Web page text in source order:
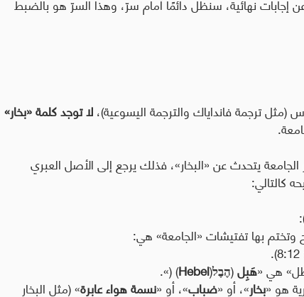
عن إجابات نهائية، سنظل دائمًا أمام سرّ، وهذا السرّ هو بالضبط
(مثل ترجمة فانداياك والترجمة اليسوعية)،لا توجد كلمة «بخار»
يتحدث عن «البخار»، فذلك يرجع إلى الأصل العبري
كالتالي:
:
وتختم بها تفتيشات «الجامعة» هي:
هي «هَبِل(הֶבֶל(
Hebel
) (
».
هو «بخار»، أو «ضباب»، أو «نسمة هواء عابرة» (مثل البخار